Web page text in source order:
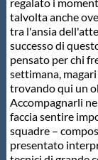
Privacy
Cookie Policy
Archivio News
Flash News
talvolta anche
tra l'ansia
successo di
pensato per chi
settimana,
trovando qui un
Accompagnarli
faccia sentire
squadre –
presentato